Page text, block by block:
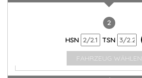
2
HSN
TSN
FAHRZEUG WÄHLEN